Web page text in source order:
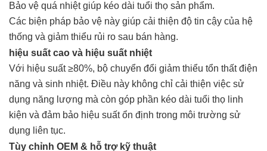
Bảo vệ quá nhiệt giúp kéo dài tuổi thọ sản phẩm.
Các biện pháp bảo vệ này giúp cải thiện độ tin cậy của hệ
thống và giảm thiểu rủi ro sau bán hàng.
hiệu suất cao và hiệu suất nhiệt
Với hiệu suất ≥80%, bộ chuyển đổi giảm thiểu tổn thất điện
năng và sinh nhiệt. Điều này không chỉ cải thiện việc sử
dụng năng lượng mà còn góp phần kéo dài tuổi thọ linh
kiện và đảm bảo hiệu suất ổn định trong môi trường sử
dụng liên tục.
Tùy chỉnh OEM & hỗ trợ kỹ thuật